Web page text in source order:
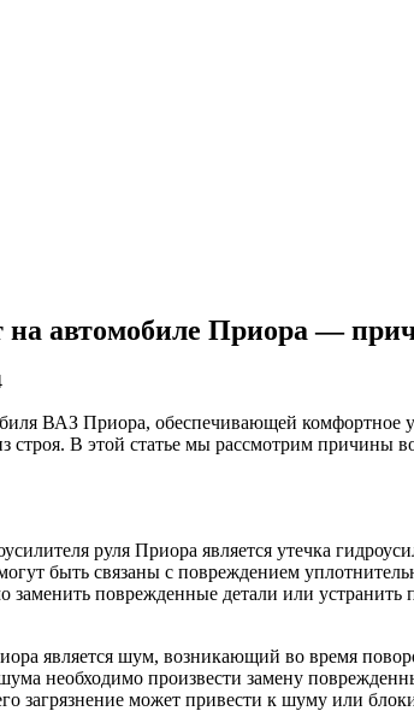
на автомобиле Приора —
ВАЗ Приора, обеспечивающей
строя. В этой статье мы рассмотрим причины
руля Приора является утечка
быть связаны с повреждением
поврежденные детали или
является шум, возникающий во время
необходимо произвести замену
загрязнение может привести к шуму или